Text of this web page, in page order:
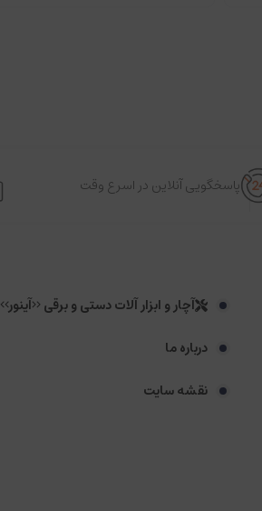
پاسخگویی آنلاین در اسرع وقت
آچار و ابزار آلات دستی و برقی <<آینور>>
درباره ما
نقشه سایت